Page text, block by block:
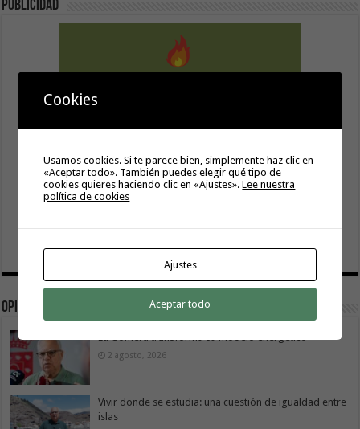
Publicidad
Opinión
La Gomera transforma su modelo energético
2 agosto, 2026
Vivir donde se estudia: una cuestión de igualdad entre
islas
Cookies
Usamos cookies. Si te parece bien, simplemente haz clic en
«Aceptar todo». También puedes elegir qué tipo de
cookies quieres haciendo clic en «Ajustes».Lee nuestra
política de cookies
Ajustes
Aceptar todo